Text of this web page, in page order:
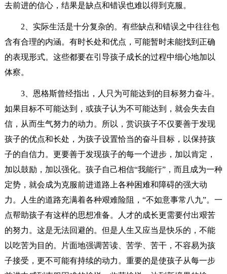
去前进的信心，结果是缺点和错误也难以得到克服。
2、实际生活是十分复杂的。有些缺点和错误之中往往包
含有合理的内涵。有时长处和优点，可能暂时未能找到正确
的表现形式。这些都要在引导孩子成长的过程中细心地加以
体察。
3、恩格斯曾经指出，人只为可能达到的目标努力奋斗。
如果目标不可能达到，或孩子认为不可能达到，就会失去自
信，从而生气努力的动力。所以，赏识孩子不仅要善于发现
孩子的优点和长处，为孩子设置恰当的奋斗目标，以保持孩
子的自信力。更要善于发现孩子的每一个进步，加以肯定，
加以鼓励，加以强化。孩子自己相信“我能行”，而且成为一种
定势，就会成为克服前进道路上各种困难和障碍的强大动
力。人生的道路充满着各种艰难险阻，“不如意事常八九”。一
点帮助孩子有这样的思想准备。人才的成长更需要付出艰苦
的努力。这是无法回避的。但是人生又应当是快乐的，不能
以吃苦为目的。片面地强调苦读、苦学、苦干，不容易为孩
子接受，更不可能有持续的动力。重要的是使孩子从每一步